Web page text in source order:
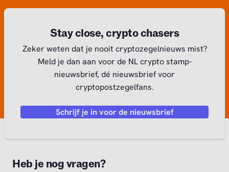
Stay close, crypto chasers
Zeker weten dat je nooit cryptozegelnieuws mist?
Meld je dan aan voor de NL crypto stamp-
nieuwsbrief, dé nieuwsbrief voor
cryptopostzegelfans.
Schrijf je in voor de nieuwsbrief
Heb je nog vragen?